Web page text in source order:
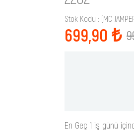
Stok Kodu (MC
699,90 ₺
En Geç 1 iş günü